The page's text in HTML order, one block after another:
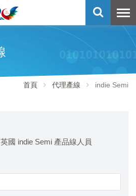
首頁 代理產線 indie Semi
國 indie Semi 產品線人員